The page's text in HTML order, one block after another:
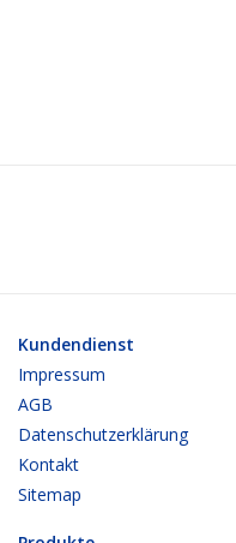
Kundendienst
Impressum
AGB
Datenschutzerklärung
Kontakt
Sitemap